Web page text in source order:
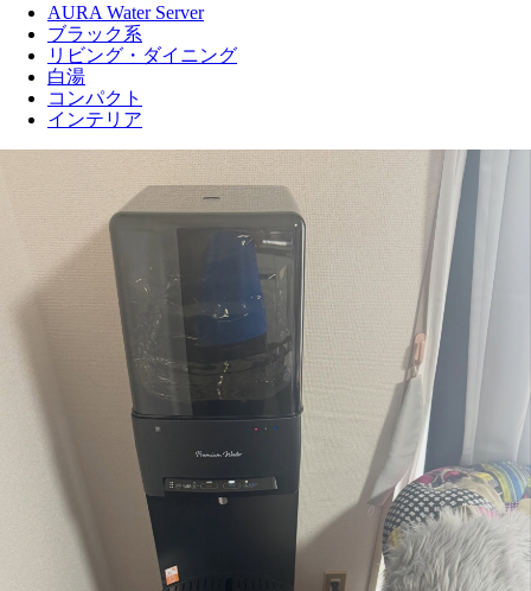
AURA Water Server
ブラック系
リビング・ダイニング
白湯
コンパクト
インテリア